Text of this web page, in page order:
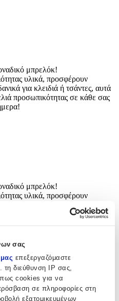
σας
επεξεργαζόμαστε
διεύθυνση IP σας,
cookies για να
σε πληροφορίες στη
εξατομικευμένων
μπρελόκ!
υλικά, προσφέρουν
για κλειδιά ή τσάντες, αυτά
προσωπικότητας σε κάθε σας
μπρελόκ!
υλικά, προσφέρουν
για κλειδιά ή τσάντες, αυτά
προσωπικότητας σε κάθε σας